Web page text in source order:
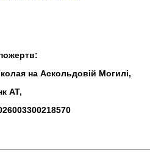
на Аскольдовій Могилі,
АТ,